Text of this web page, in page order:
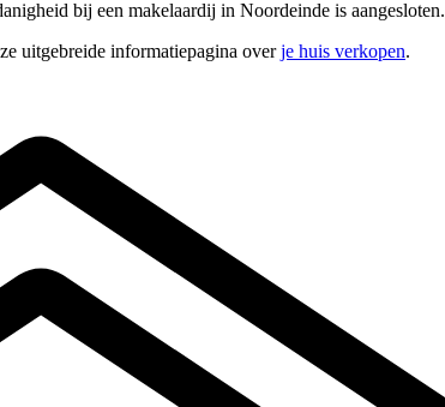
bij een makelaardij in Noordeinde is aangesloten.
uitgebreide informatiepagina overje huis verkopen.